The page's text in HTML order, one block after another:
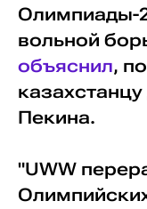
Олимпиады-
вольной
объяснил,
Пекина.
"UWW